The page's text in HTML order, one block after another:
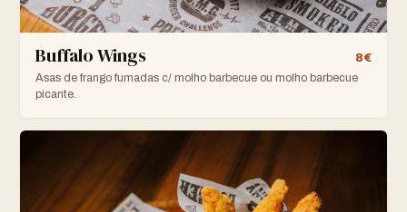
Buffalo Wings
8€
Asas de frango fumadas c/ molho barbecue ou molho barbecue
picante.